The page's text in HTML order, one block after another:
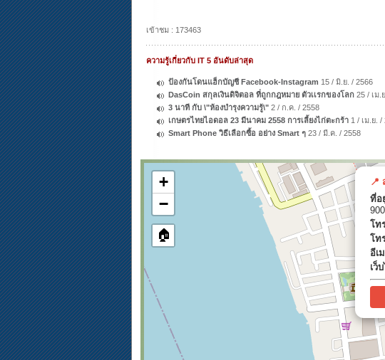
เข้าชม : 173463
ความรู้เกี่ยวกับ IT 5 อันดับล่าสุด
ป้องกันโดนแฮ็กบัญชี Facebook-Instagram 15 / มิ.ย. / 2566
DasCoin สกุลเงินดิจิตอล ที่ถูกกฎหมาย ตัวเเรกของโลก 25 / เม.
3 นาที กับ \"ห้องบำรุงความรู้\" 2 / ก.ค. / 2558
เกษตรไทยไอดอล 23 มีนาคม 2558 การเลี้ยงไก่ตะกร้า 1 / เม.ย. /
Smart Phone วิธีเลือกซื้อ อย่าง Smart ๆ 23 / มี.ค. / 2558
📍
ที่อ
โท
โท
อีเ
เว็
+
−
🏠